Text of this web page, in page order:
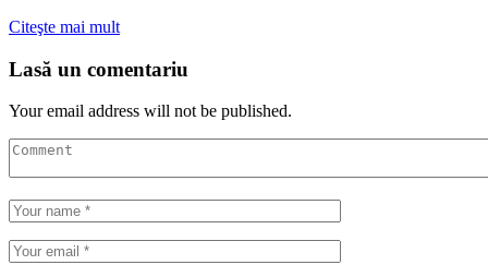
Citeşte mai mult
Lasă un comentariu
Your email address will not be published.